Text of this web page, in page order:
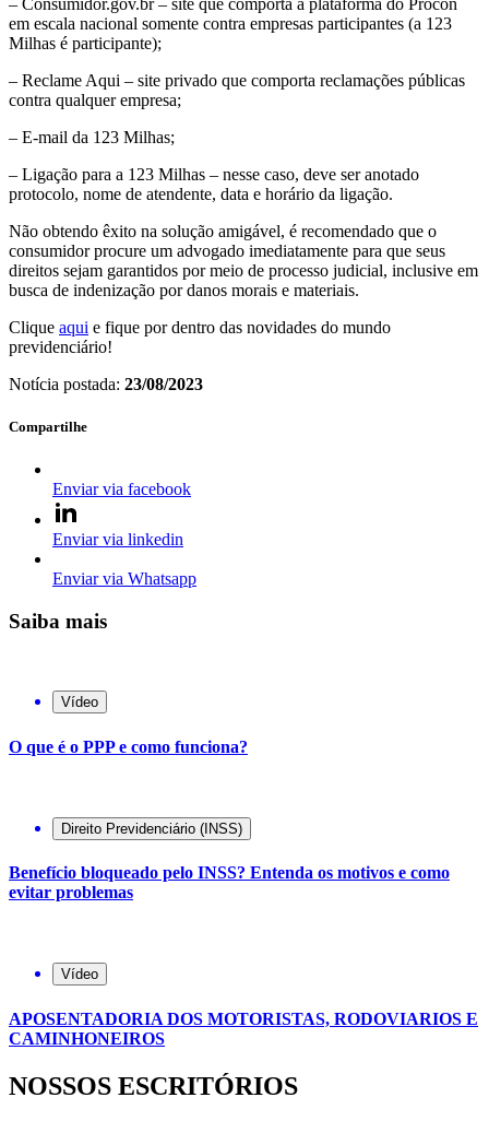
em escala nacional somente contra empresas participantes (a 123
Milhas é participante);
– Reclame Aqui – site privado que comporta reclamações públicas
contra qualquer empresa;
– E-mail da 123 Milhas;
– Ligação para a 123 Milhas – nesse caso, deve ser anotado
protocolo, nome de atendente, data e horário da ligação.
Não obtendo êxito na solução amigável, é recomendado que o
consumidor procure um advogado imediatamente para que seus
direitos sejam garantidos por meio de processo judicial, inclusive em
busca de indenização por danos morais e materiais.
Clique aqui e fique por dentro das novidades do mundo
previdenciário!
Notícia postada: 23/08/2023
Compartilhe
Enviar via facebook
Enviar via linkedin
Enviar via Whatsapp
Saiba mais
Vídeo
O que é o PPP e como funciona?
Direito Previdenciário (INSS)
Benefício bloqueado pelo INSS? Entenda os motivos e como
evitar problemas
Vídeo
APOSENTADORIA DOS MOTORISTAS, RODOVIARIOS E
CAMINHONEIROS
NOSSOS ESCRITÓRIOS